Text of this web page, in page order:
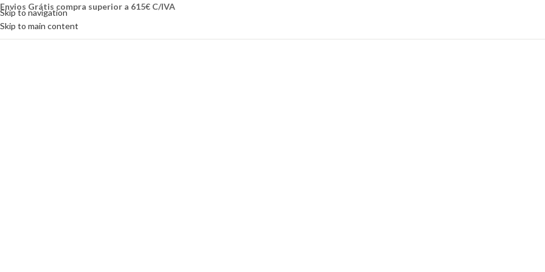
Skip to navigation
Skip to main content
Envios Grátis compra superior a 615€ C/IVA